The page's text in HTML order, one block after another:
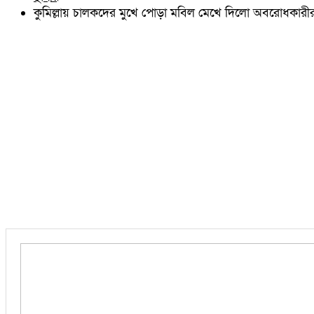
নাঙ্গলকোট
কুমিল্লায় চালকদের মুখে পোড়া মবিল মেখে দিলো